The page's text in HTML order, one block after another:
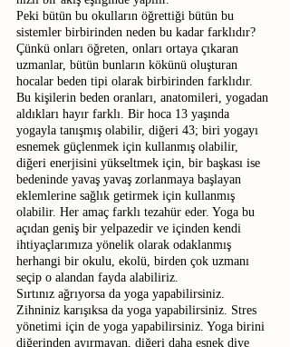
Peki bütün bu okulların öğrettiği bütün bu
sistemler birbirinden neden bu kadar farklıdır?
Çünkü onları öğreten, onları ortaya çıkaran
uzmanlar, bütün bunların kökünü oluşturan
hocalar beden tipi olarak birbirinden farklıdır.
Bu kişilerin beden oranları, anatomileri, yogadan
aldıkları hayır farklı. Bir hoca 13 yaşında
yogayla tanışmış olabilir, diğeri 43; biri yogayı
esnemek güçlenmek için kullanmış olabilir,
diğeri enerjisini yükseltmek için, bir başkası ise
bedeninde yavaş yavaş zorlanmaya başlayan
eklemlerine sağlık getirmek için kullanmış
olabilir. Her amaç farklı tezahür eder. Yoga bu
açıdan geniş bir yelpazedir ve içinden kendi
ihtiyaçlarımıza yönelik olarak odaklanmış
herhangi bir okulu, ekolü, birden çok uzmanı
seçip o alandan fayda alabiliriz.
Sırtınız ağrıyorsa da yoga yapabilirsiniz.
Zihniniz karışıksa da yoga yapabilirsiniz. Stres
yönetimi için de yoga yapabilirsiniz. Yoga birini
diğerinden ayırmayan, diğeri daha esnek diye